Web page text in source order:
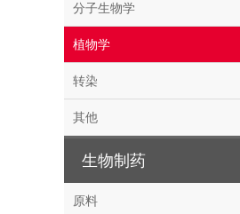
分子生物学
植物学
转染
其他
生物制药
原料